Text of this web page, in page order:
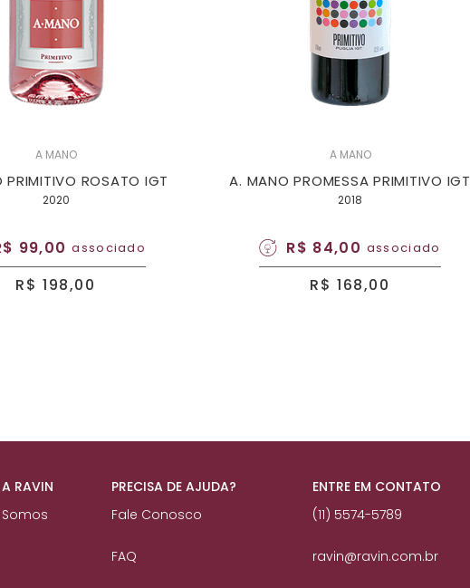
A MANO
PRIMITIVO ROSATO IGT
2020
99,00 associado
R$ 198,00
A MANO
A. MANO PROMESSA PRIMITIVO IGT
2018
R$ 84,00 associado
R$ 168,00
A RAVIN
PRECISA DE AJUDA?
Fale Conosco
FAQ
ENTRE EM CONTATO
(11) 5574-5789
ravin@ravin.com.br